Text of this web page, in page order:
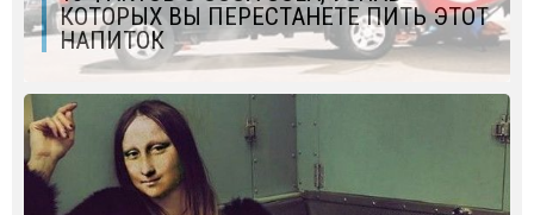
КОТОРЫХ ВЫ ПЕРЕСТАНЕТЕ ПИТЬ ЭТОТ
НАПИТОК